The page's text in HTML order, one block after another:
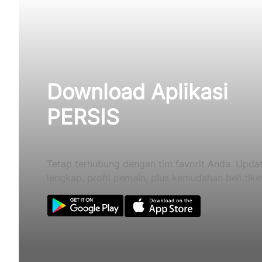
Download Aplikasi
PERSIS
Tetap terhubung dengan tim favorit Anda.